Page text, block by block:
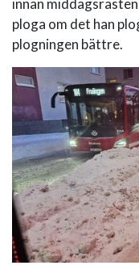
innan
ploga om det han
plogningen bättre.